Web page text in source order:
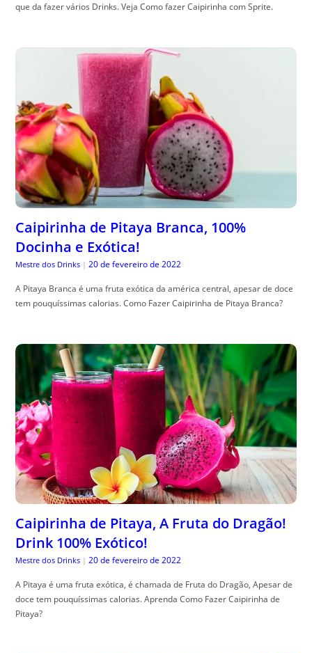
que da fazer vários Drinks. Veja Como fazer Caipirinha com Sprite.
Caipirinha de Pitaya Branca, 100%
Docinha e Exótica!
Mestre dos Drinks | 20 de fevereiro de 2022
A Pitaya Branca é uma fruta exótica da américa central, apesar de doce
tem pouquíssimas calorias. Como Fazer Caipirinha de Pitaya Branca?
Caipirinha de Pitaya, A Fruta do Dragão!
Drink 100% Exótico!
Mestre dos Drinks | 20 de fevereiro de 2022
A Pitaya é uma fruta exótica, é chamada de Fruta do Dragão, Apesar de
doce tem pouquíssimas calorias. Aprenda Como Fazer Caipirinha de
Pitaya?